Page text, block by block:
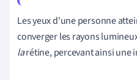
Les yeux d'une personne
converger les rayons
larétine, percevant ainsi une